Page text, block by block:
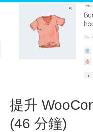
提升
(46 分鐘)